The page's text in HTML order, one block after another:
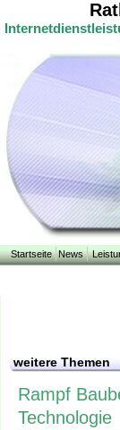
Startseite News
weitere Themen
Rampf
Technologie